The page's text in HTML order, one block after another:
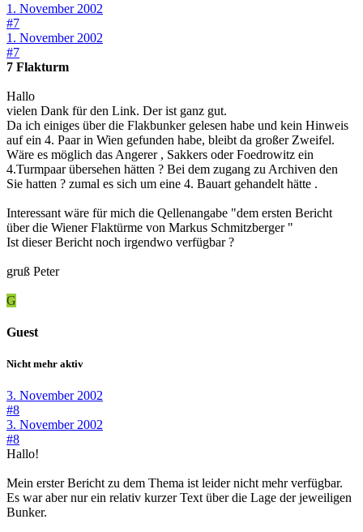
1. November 2002
#7
1. November 2002
#7
7 Flakturm
Hallo
vielen Dank für den Link. Der ist ganz gut.
Da ich einiges über die Flakbunker gelesen habe und kein Hinweis
auf ein 4. Paar in Wien gefunden habe, bleibt da großer Zweifel.
Wäre es möglich das Angerer , Sakkers oder Foedrowitz ein
4.Turmpaar übersehen hätten ? Bei dem zugang zu Archiven den
Sie hatten ? zumal es sich um eine 4. Bauart gehandelt hätte .
Interessant wäre für mich die Qellenangabe "dem ersten Bericht
über die Wiener Flaktürme von Markus Schmitzberger "
Ist dieser Bericht noch irgendwo verfügbar ?
gruß Peter
G
Guest
Nicht mehr aktiv
3. November 2002
#8
3. November 2002
#8
Hallo!
Mein erster Bericht zu dem Thema ist leider nicht mehr verfügbar.
Es war aber nur ein relativ kurzer Text über die Lage der jeweiligen
Bunker.